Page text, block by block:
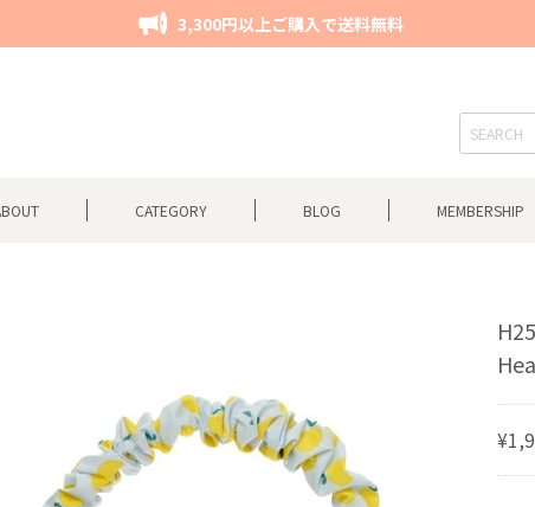
3,300円以上ご購入で送料無料
CATEGORY BLOG MEMBERSHIP